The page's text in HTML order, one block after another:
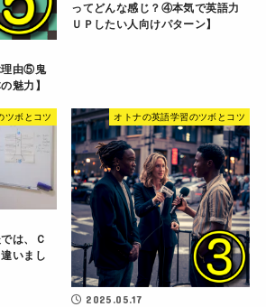
理由⑤鬼
魅力】
ってどんな感じ？④本気で英語力
ＵＰしたい人向けパターン】
ツボとコツ
は、Ｃ
いまし
オトナの英語学習のツボとコツ
2025.05.17